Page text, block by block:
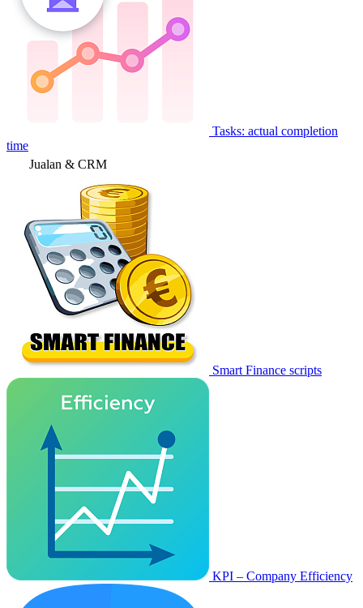
Tasks: actual completion
time
Jualan & CRM
Smart Finance scripts
KPI – Company Efficiency